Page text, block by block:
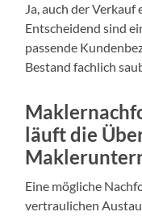
Ja, auch der
Entscheidend sind
passende
Bestand fachlich
läuft die
Eine mögliche
vertraulichen